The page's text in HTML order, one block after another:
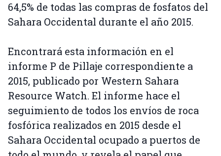
64,5% de todas las compras de fosfatos del
Sahara Occidental durante el año 2015.
Encontrará esta información en el
informe P de Pillaje correspondiente a
2015, publicado por Western Sahara
Resource Watch. El informe hace el
seguimiento de todos los envíos de roca
fosfórica realizados en 2015 desde el
Sahara Occidental ocupado a puertos de